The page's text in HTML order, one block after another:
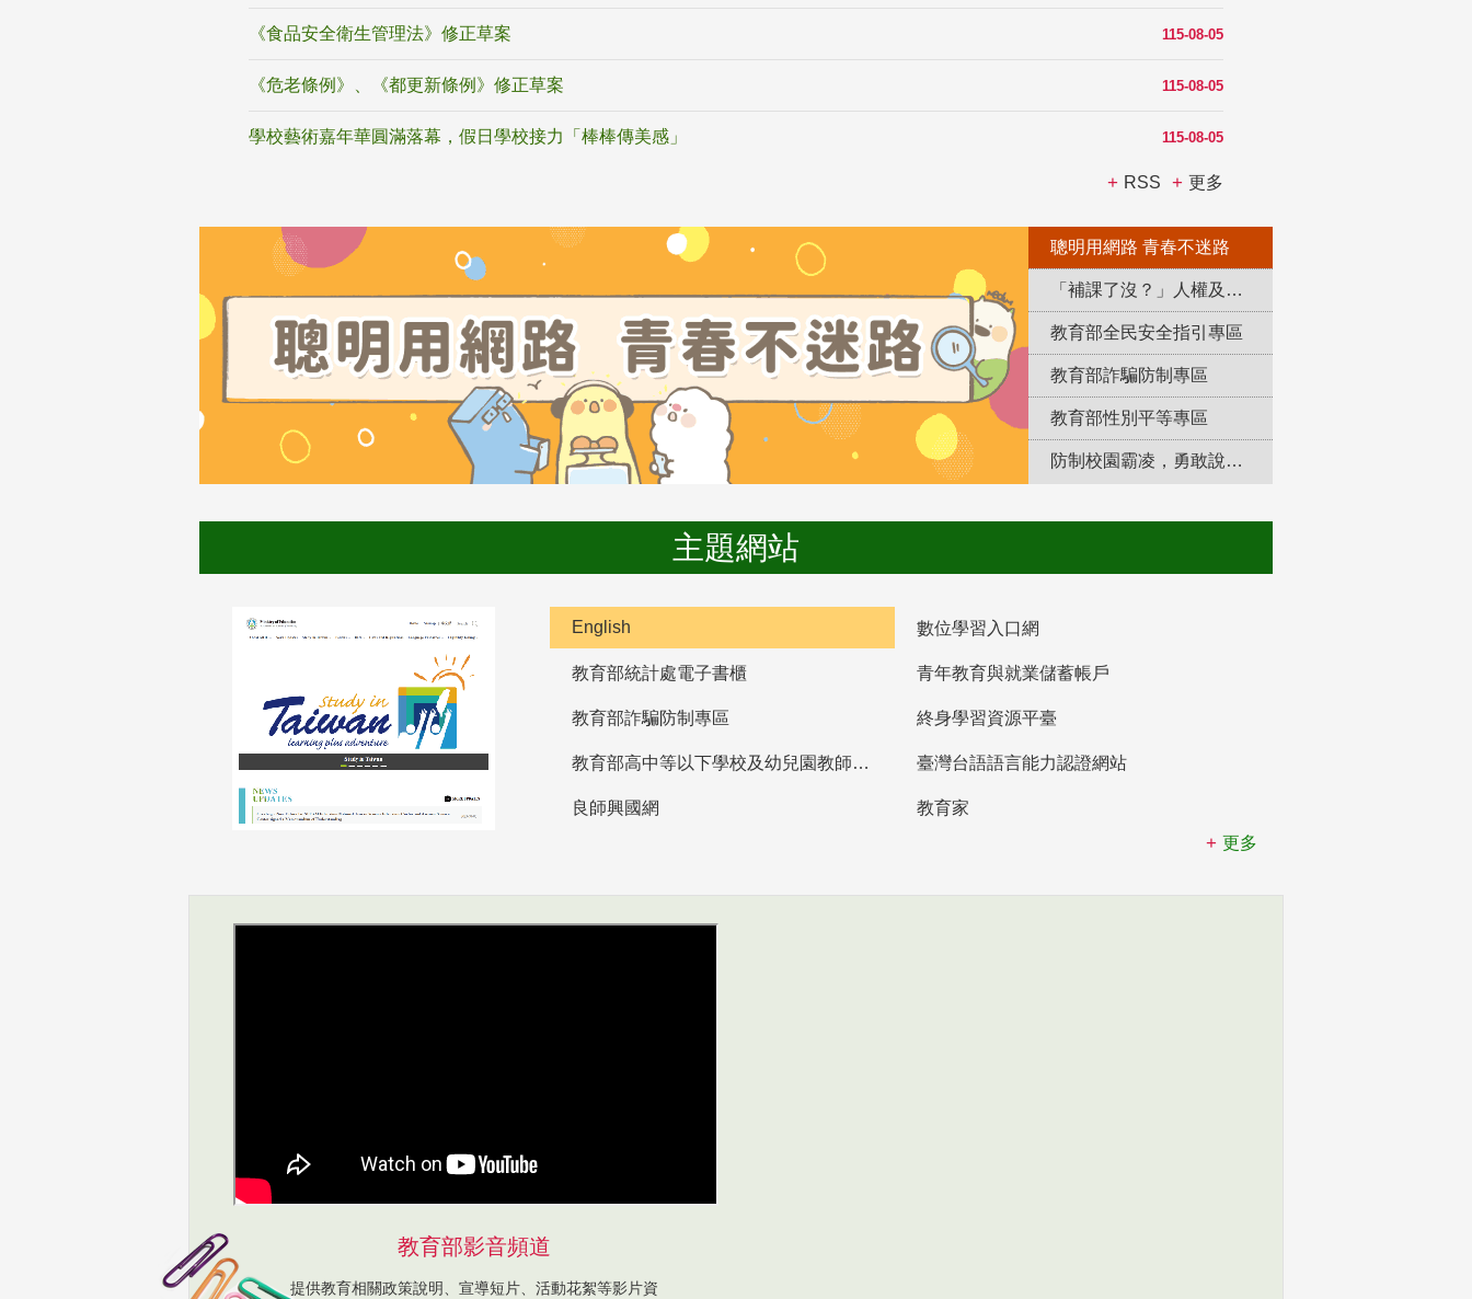
115-08-05
《食品安全衛生管理法》修正草案
115-08-05
《危老條例》、《都更新條例》修正草案
115-08-05
學校藝術嘉年華圓滿落幕，假日學校接力「棒棒傳美感」
RSS 更多
聰明用網路 青春不迷路
「補課了沒？」人權及轉型正義教育專區
教育部全民安全指引專區
教育部詐騙防制專區
教育部性別平等專區
防制校園霸凌，勇敢說出來！
主題網站
English 數位學習入口網
教育部統計處電子書櫃 青年教育與就業儲蓄帳戶
教育部詐騙防制專區 終身學習資源平臺
教育部高中等以下學校及幼兒園教師資格檢定考試 臺灣台語語言能力認證網站
良師興國網
教育家
更多
教育部影音頻道
提供教育相關政策說明、宣導短片、活動花絮等影片資